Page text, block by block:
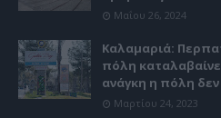
Μαΐου 26, 2024
Καλαμαριά:
πόλη
ανάγκη η πόλη δεν
Μαρτίου 24, 2023